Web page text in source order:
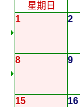
星期日
1
2
8 9
15 16